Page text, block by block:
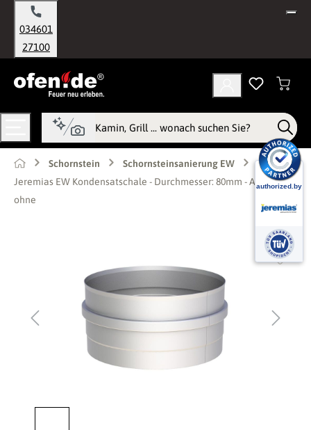
springen
034601
27100
Schornstein
Schornsteinsanierung EW
Jeremias EW Kondensatschale - Durchmesser: 80mm - Ablauf:
ohne